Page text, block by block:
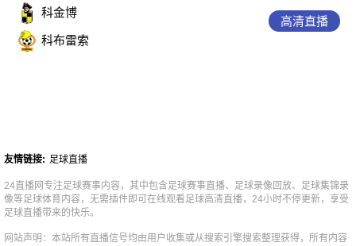
科金博
科布雷索
高清直播
友情链接: 足球直播
24直播网专注足球赛事内容，其中包含足球赛事直播、足球录像回放、足球集锦录
像等足球体育内容，无需插件即可在线观看足球高清直播，24小时不停更新，享受
足球直播带来的快乐。
网站声明：本站所有直播信号均由用户收集或从搜索引擎搜索整理获得，所有内容